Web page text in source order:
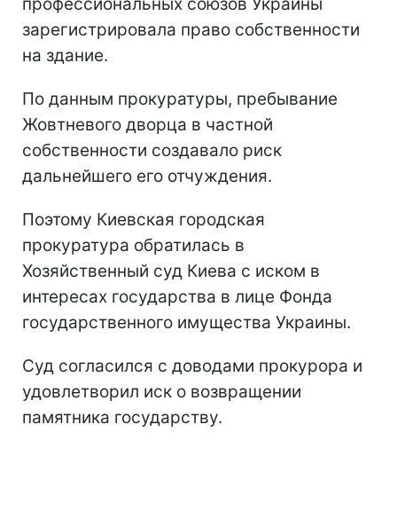
зарегистрировала право собственности
на здание.
По данным прокуратуры, пребывание
Жовтневого дворца в частной
собственности создавало риск
дальнейшего его отчуждения.
Поэтому Киевская городская
прокуратура обратилась в
Хозяйственный суд Киева с иском в
интересах государства в лице Фонда
государственного имущества Украины.
Суд согласился с доводами прокурора и
удовлетворил иск о возвращении
памятника государству.